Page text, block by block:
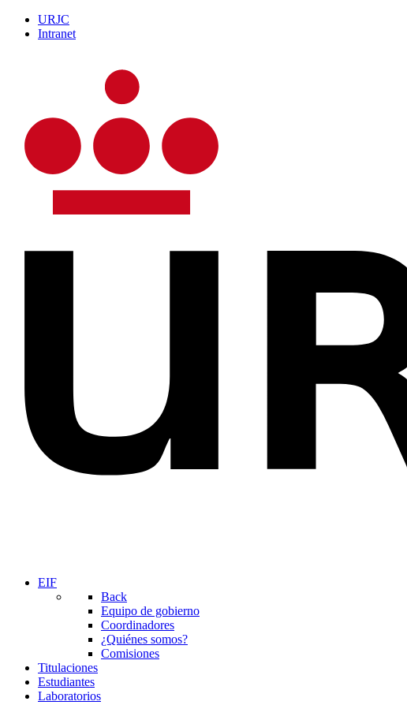
URJC
Intranet
EIF
Back
Equipo de gobierno
Coordinadores
¿Quiénes somos?
Comisiones
Titulaciones
Estudiantes
Laboratorios